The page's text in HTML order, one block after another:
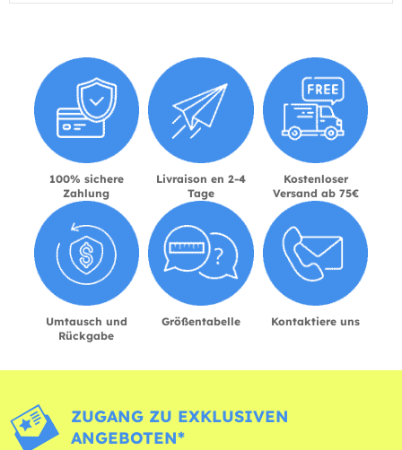
100% sichere
Zahlung
Livraison en 2-4
Tage
Kostenloser
Versand ab 75€
Umtausch und
Rückgabe
Größentabelle Kontaktiere uns
ZUGANG ZU EXKLUSIVEN
ANGEBOTEN*